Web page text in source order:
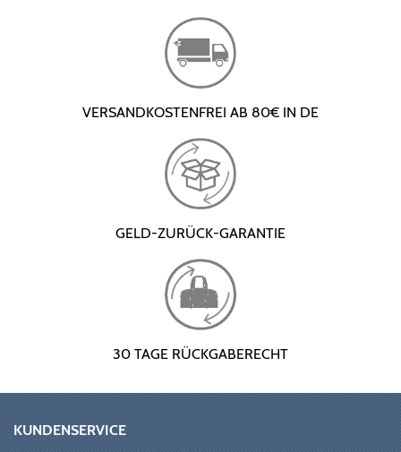
VERSANDKOSTENFREI AB 80€ IN DE
GELD-ZURÜCK-GARANTIE
30 TAGE RÜCKGABERECHT
KUNDENSERVICE